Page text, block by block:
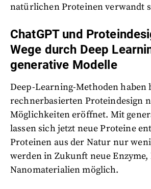
natürlichen Proteinen verwandt
ChatGPT und
Wege durch Deep
generative Modelle
Deep-Learning-Methoden haben
rechnerbasierten Proteindesign
Möglichkeiten eröffnet. Mit
lassen sich jetzt neue Proteine
Proteinen aus der Natur nur
werden in Zukunft neue
Nanomaterialien möglich.